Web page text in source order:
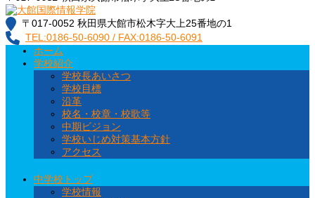
大館国際情報学院
秋田県大館市に位置する秋田県北地域唯一の中高一貫教育校です
〒017-0052 秋田県大館市松木字大上25番地の1
TEL:0186-50-6090 / FAX:0186-50-6091
ホーム
学校紹介
学校長あいさつ
学校目標
沿革
校名・校章・校歌等
中期ビジョン
学校いじめ対策基本方針
アクセス
中学校トップ
学校情報